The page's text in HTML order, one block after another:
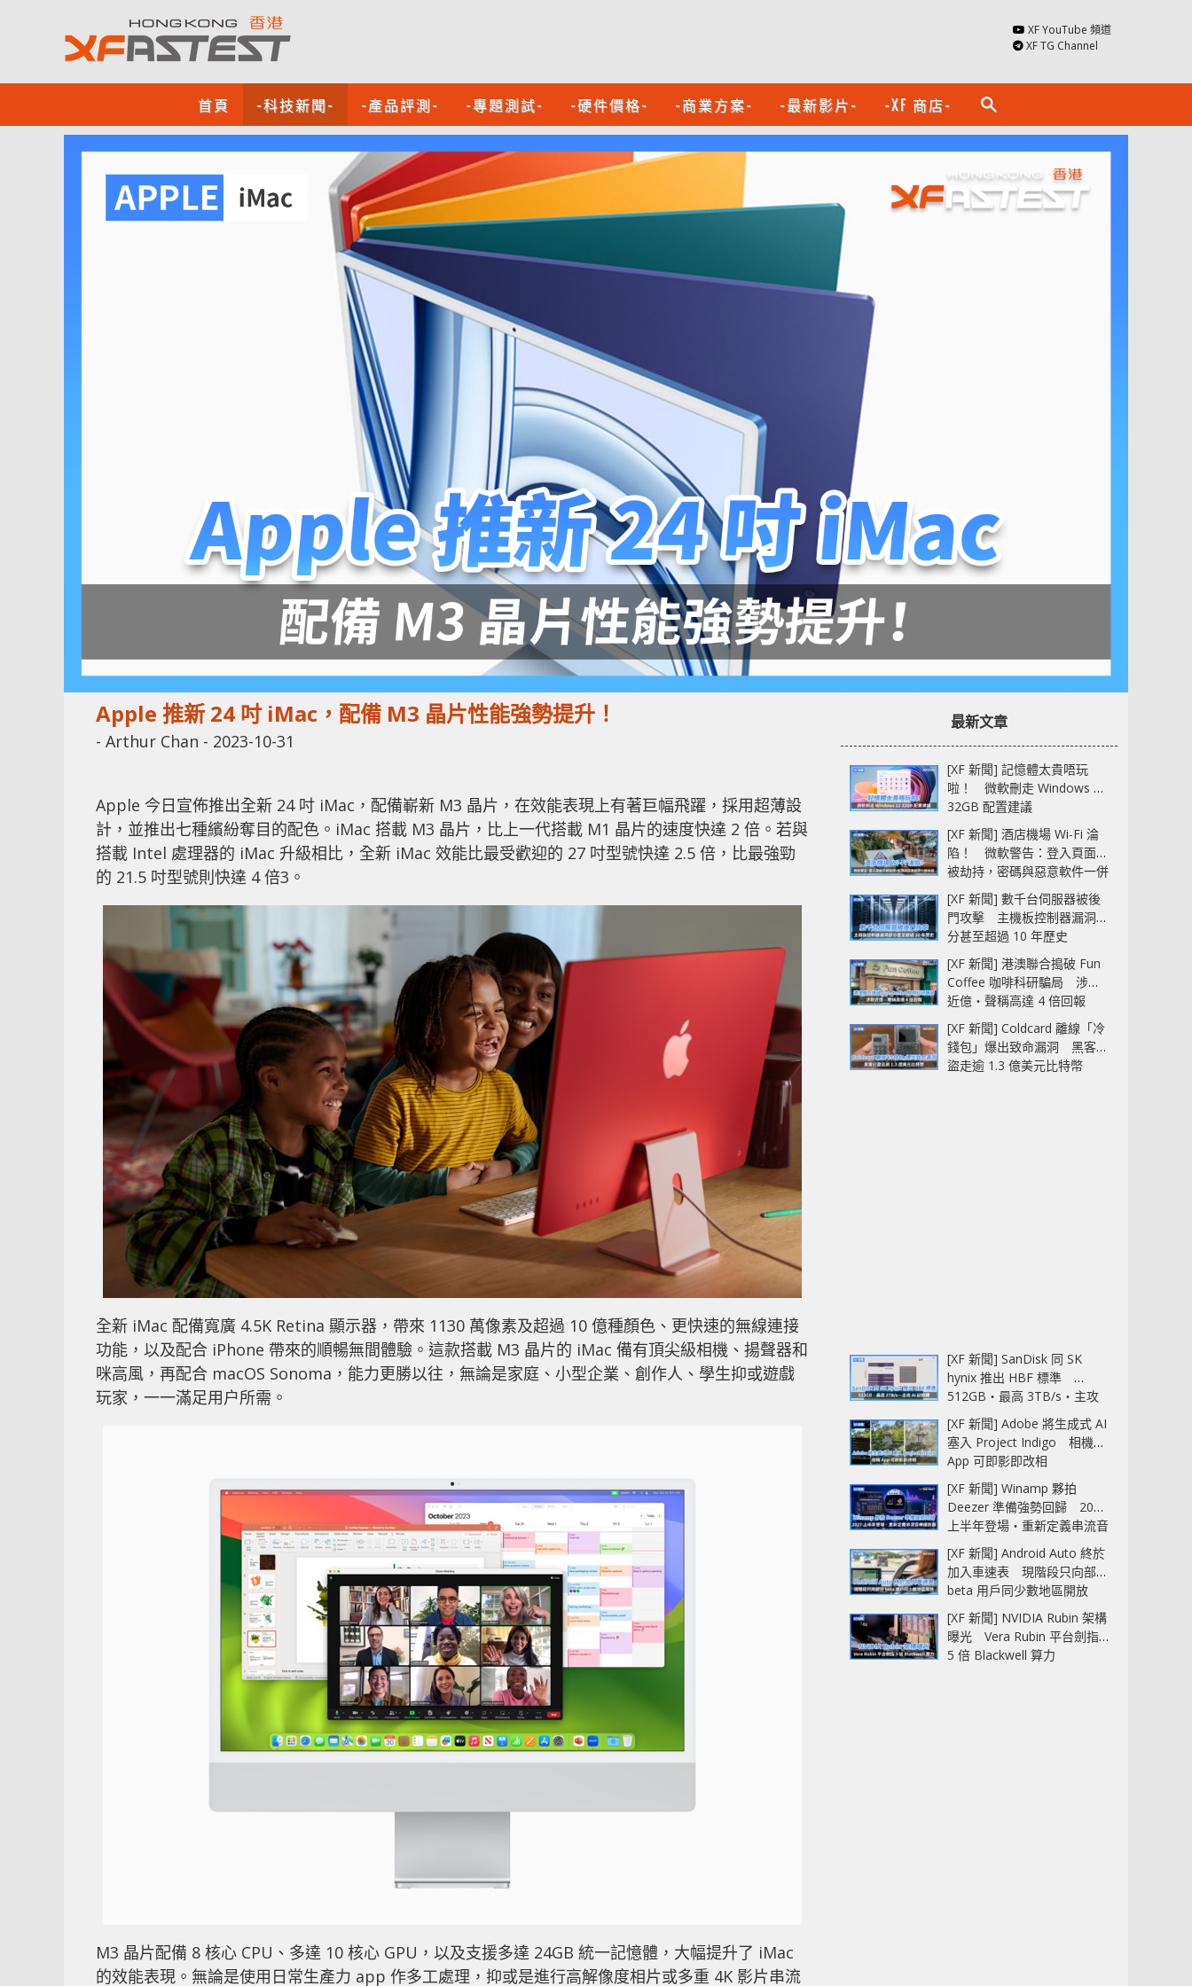
XF YouTube 頻道
XF TG Channel
首頁 -科技新聞- -產品評測- -專題測試- -硬件價格- -商業方案- -最新影片- -XF 商店- search
Apple 推新 24 吋 iMac，配備 M3 晶片性能強勢提升！
- Arthur Chan - 2023-10-31
Apple 今日宣佈推出全新 24 吋 iMac，配備嶄新 M3 晶片，在效能表現上有著巨幅飛躍，採用超薄設
計，並推出七種繽紛奪目的配色。iMac 搭載 M3 晶片，比上一代搭載 M1 晶片的速度快達 2 倍。若與
搭載 Intel 處理器的 iMac 升級相比，全新 iMac 效能比最受歡迎的 27 吋型號快達 2.5 倍，比最強勁
的 21.5 吋型號則快達 4 倍3。
全新 iMac 配備寬廣 4.5K Retina 顯示器，帶來 1130 萬像素及超過 10 億種顏色、更快速的無線連接
功能，以及配合 iPhone 帶來的順暢無間體驗。這款搭載 M3 晶片的 iMac 備有頂尖級相機、揚聲器和
咪高風，再配合 macOS Sonoma，能力更勝以往，無論是家庭、小型企業、創作人、學生抑或遊戲
玩家，一一滿足用户所需。
M3 晶片配備 8 核心 CPU、多達 10 核心 GPU，以及支援多達 24GB 統一記憶體，大幅提升了 iMac
的效能表現。無論是使用日常生產力 app 作多工處理，抑或是進行高解像度相片或多重 4K 影片串流
最新文章
[XF 新聞] 記憶體太貴唔玩
啦！ 微軟刪走 Windows 11
32GB 配置建議
[XF 新聞] 酒店機場 Wi-Fi 淪
陷！ 微軟警告：登入頁面可
被劫持，密碼與惡意軟件一併
中招
[XF 新聞] 數千台伺服器被後
門攻擊 主機板控制器漏洞部
分甚至超過 10 年歷史
[XF 新聞] 港澳聯合搗破 Fun
Coffee 咖啡科研騙局 涉款
近億‧聲稱高達 4 倍回報
[XF 新聞] Coldcard 離線「冷
錢包」爆出致命漏洞 黑客已
盜走逾 1.3 億美元比特幣
[XF 新聞] SanDisk 同 SK
hynix 推出 HBF 標準
512GB‧最高 3TB/s‧主攻
AI 記憶體
[XF 新聞] Adobe 將生成式 AI
塞入 Project Indigo 相機
App 可即影即改相
[XF 新聞] Winamp 夥拍
Deezer 準備強勢回歸 2027
上半年登場‧重新定義串流音
樂播放器
[XF 新聞] Android Auto 終於
加入車速表 現階段只向部分
beta 用戶同少數地區開放
[XF 新聞] NVIDIA Rubin 架構
曝光 Vera Rubin 平台劍指
5 倍 Blackwell 算力